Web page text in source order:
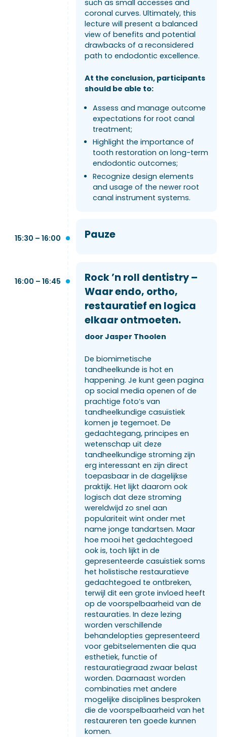
such as small accesses and
coronal curves. Ultimately, this
lecture will present a balanced
view of benefits and potential
drawbacks of a reconsidered
path to endodontic excellence.
At the conclusion, participants
should be able to:
Assess and manage outcome
expectations for root canal
treatment;
Highlight the importance of
tooth restoration on long-term
endodontic outcomes;
Recognize design elements
and usage of the newer root
canal instrument systems.
15:30 – 16:00 Pauze
16:00 – 16:45
Rock ’n roll dentistry –
Waar endo, ortho,
restauratief en logica
elkaar ontmoeten.
door Jasper Thoolen
De biomimetische
tandheelkunde is hot en
happening. Je kunt geen pagina
op social media openen of de
prachtige foto’s van
tandheelkundige casuïstiek
komen je tegemoet. De
gedachtegang, principes en
wetenschap uit deze
tandheelkundige stroming zijn
erg interessant en zijn direct
toepasbaar in de dagelijkse
praktijk. Het lijkt daarom ook
logisch dat deze stroming
wereldwijd zo snel aan
populariteit wint onder met
name jonge tandartsen. Maar
hoe mooi het gedachtegoed
ook is, toch lijkt in de
gepresenteerde casuïstiek soms
het holistische restauratieve
gedachtegoed te ontbreken,
terwijl dit een grote invloed heeft
op de voorspelbaarheid van de
restauraties. In deze lezing
worden verschillende
behandelopties gepresenteerd
voor gebitselementen die qua
esthetiek, functie of
restauratiegraad zwaar belast
worden. Daarnaast worden
combinaties met andere
mogelijke disciplines besproken
die de voorspelbaarheid van het
restaureren ten goede kunnen
komen.